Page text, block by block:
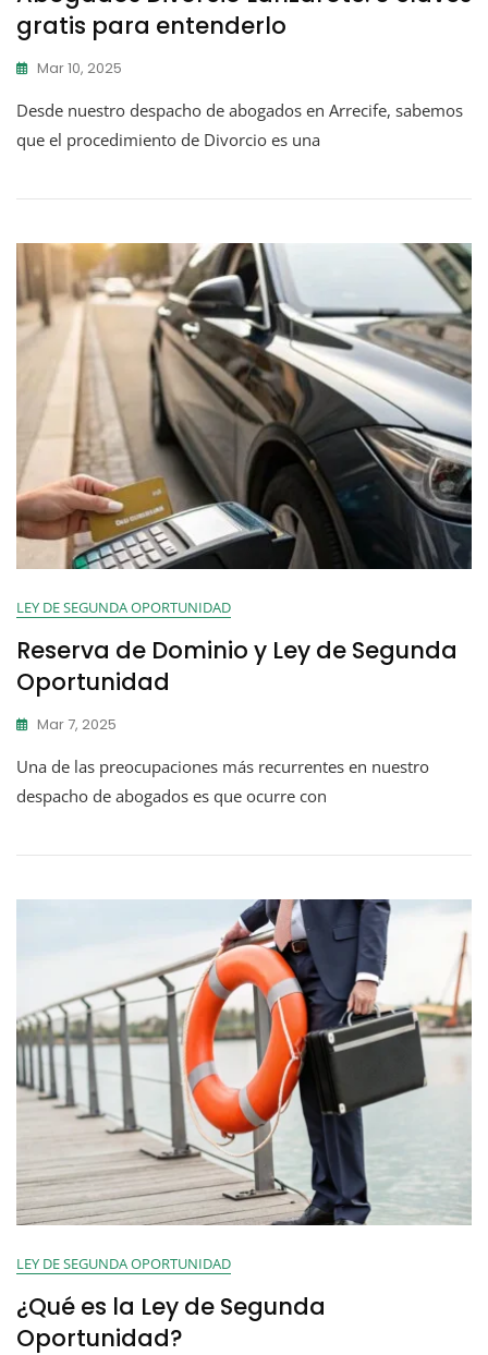
gratis para entenderlo
Mar 10, 2025
Desde nuestro despacho de abogados en Arrecife, sabemos
que el procedimiento de Divorcio es una
LEY DE SEGUNDA OPORTUNIDAD
Reserva de Dominio y Ley de Segunda
Oportunidad
Mar 7, 2025
Una de las preocupaciones más recurrentes en nuestro
despacho de abogados es que ocurre con
LEY DE SEGUNDA OPORTUNIDAD
¿Qué es la Ley de Segunda
Oportunidad?